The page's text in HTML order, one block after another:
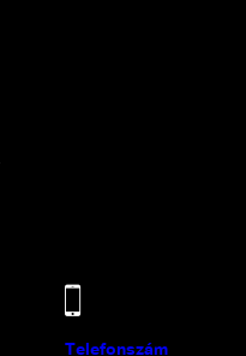
Telefonszám